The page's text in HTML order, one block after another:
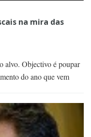
na mira das
alvo. Objectivo é poupar
do ano que vem